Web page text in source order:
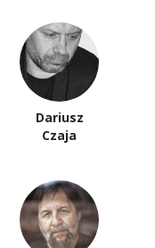
Dariusz
Czaja